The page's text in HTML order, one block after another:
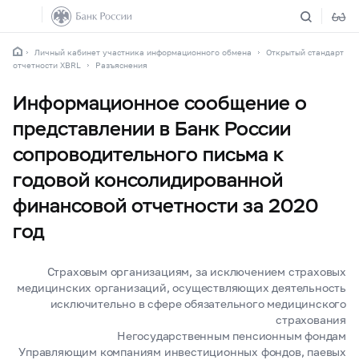
Личный кабинет участника информационного обмена
Открытый стандарт
отчетности XBRL
Разъяснения
Информационное сообщение о
представлении в Банк России
сопроводительного письма к
годовой консолидированной
финансовой отчетности за 2020
год
Страховым организациям, за исключением страховых
медицинских организаций, осуществляющих деятельность
исключительно в сфере обязательного медицинского
страхования
Негосударственным пенсионным фондам
Управляющим компаниям инвестиционных фондов, паевых